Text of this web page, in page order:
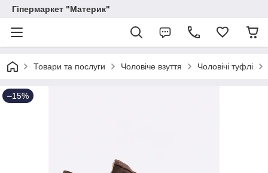
Гіпермаркет "Материк"
Товари та послуги Чоловіче взуття Чоловічі туфлі
–15%